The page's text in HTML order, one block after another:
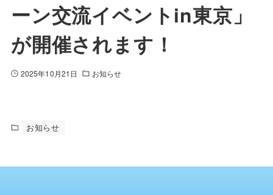
ーン交流イベントin東京」
が開催されます！
2025年10月21日 お知らせ
お知らせ